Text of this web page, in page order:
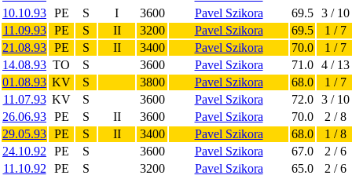
10.10.93 PE S I 3600 Pavel Szikora 69.5 3 / 10
11.09.93
PE S II 3200 Pavel Szikora 69.5
1 / 7
21.08.93 PE S II 3400 Pavel Szikora 70.0
1 / 7
14.08.93 TO S 3600 Pavel Szikora 71.0 4 / 13
01.08.93 KV S 3800 Pavel Szikora 68.0
1 / 7
11.07.93 KV S 3600 Pavel Szikora 72.0 3 / 10
26.06.93 PE S II 3600 Pavel Szikora 70.0
2 / 8
29.05.93 PE S II 3400 Pavel Szikora 68.0
1 / 8
24.10.92
PE S 3600 Pavel Szikora 67.0
2 / 6
11.10.92
PE S 3200 Pavel Szikora 65.0
2 / 6